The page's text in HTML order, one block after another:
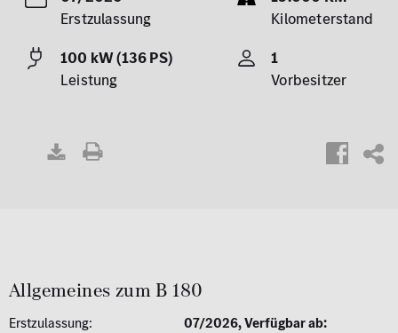
Erstzulassung
Kilometerstand
100 kW (136 PS)
Leistung
1
Vorbesitzer
EXPOSÉ
Allgemeines zum B 180
Erstzulassung:
07/2026, Verfügbar ab: